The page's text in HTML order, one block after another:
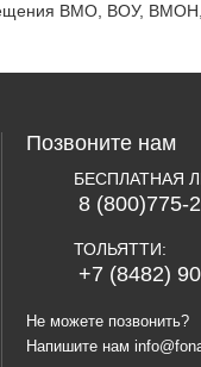
ВМО, ВОУ,
Позвоните нам
БЕСПЛАТНАЯ
8 (800)775-
ТОЛЬЯТТИ:
+7 (8482)
Не можете позвонить?
Напишите нам